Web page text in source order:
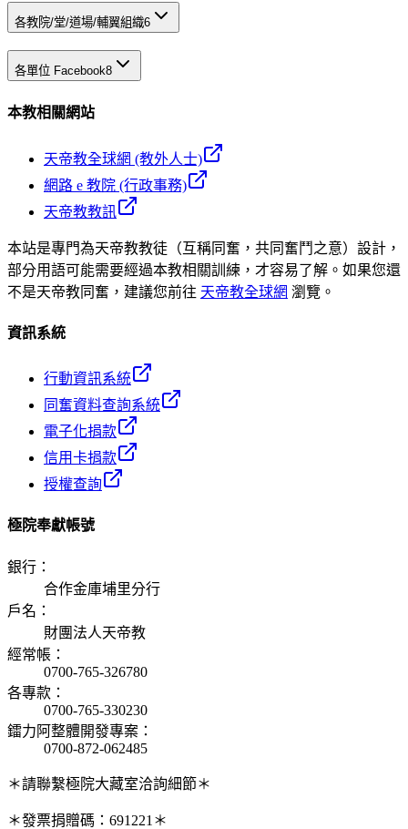
各教院/堂/道場/輔翼組織6
各單位 Facebook8
本教相關網站
天帝教全球網 (教外人士)
網路 e 教院 (行政事務)
天帝教教訊
本站是專門為天帝教教徒（互稱同奮，共同奮鬥之意）設計，
部分用語可能需要經過本教相關訓練，才容易了解。如果您還
不是天帝教同奮，建議您前往 天帝教全球網 瀏覽。
資訊系統
行動資訊系統
同奮資料查詢系統
電子化捐款
信用卡捐款
授權查詢
極院奉獻帳號
銀行 ：
合作金庫埔里分行
戶名 ：
財團法人天帝教
經常帳 ：
0700-765-326780
各專款 ：
0700-765-330230
鐳力阿整體開發專案 ：
0700-872-062485
＊請聯繫極院大藏室洽詢細節＊
＊發票捐贈碼：691221＊